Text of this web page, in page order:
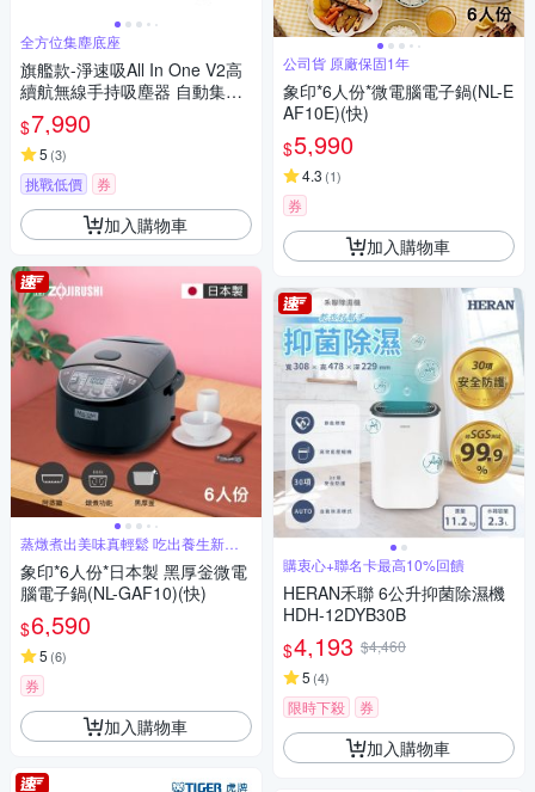
全方位集塵底座
旗艦款-淨速吸All In One V2高
續航無線手持吸塵器 自動集塵-
吸塵/除蹣/洗地(含除蹣刷頭/洗
地刷頭)
$7,990
5 (3)
挑戰低價 券
加入購物車
蒸燉煮出美味真輕鬆 吃出養生新概
念
象印*6人份*日本製 黑厚釡微電
腦電子鍋(NL-GAF10)(快)
$6,590
5 (6)
券
加入購物車
公司貨 原廠保固1年
象印*6人份*微電腦電子鍋(NL-E
AF10E)(快)
$5,990
4.3 (1)
券
加入購物車
購衷心+聯名卡最高10%回饋
HERAN禾聯 6公升抑菌除濕機
HDH-12DYB30B
$4,193 $4,460
5 (4)
限時下殺 券
加入購物車